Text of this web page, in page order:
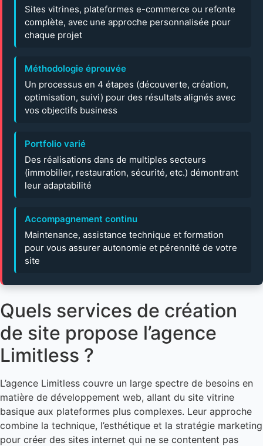
Sites vitrines, plateformes e-commerce ou refonte
complète, avec une approche personnalisée pour
chaque projet
Méthodologie éprouvée
Un processus en 4 étapes (découverte, création,
optimisation, suivi) pour des résultats alignés avec
vos objectifs business
Portfolio varié
Des réalisations dans de multiples secteurs
(immobilier, restauration, sécurité, etc.) démontrant
leur adaptabilité
Accompagnement continu
Maintenance, assistance technique et formation
pour vous assurer autonomie et pérennité de votre
site
Quels services de création
de site propose l’agence
Limitless ?
L’agence Limitless couvre un large spectre de besoins en
matière de développement web, allant du site vitrine
basique aux plateformes plus complexes. Leur approche
combine la technique, l’esthétique et la stratégie marketing
pour créer des sites internet qui ne se contentent pas